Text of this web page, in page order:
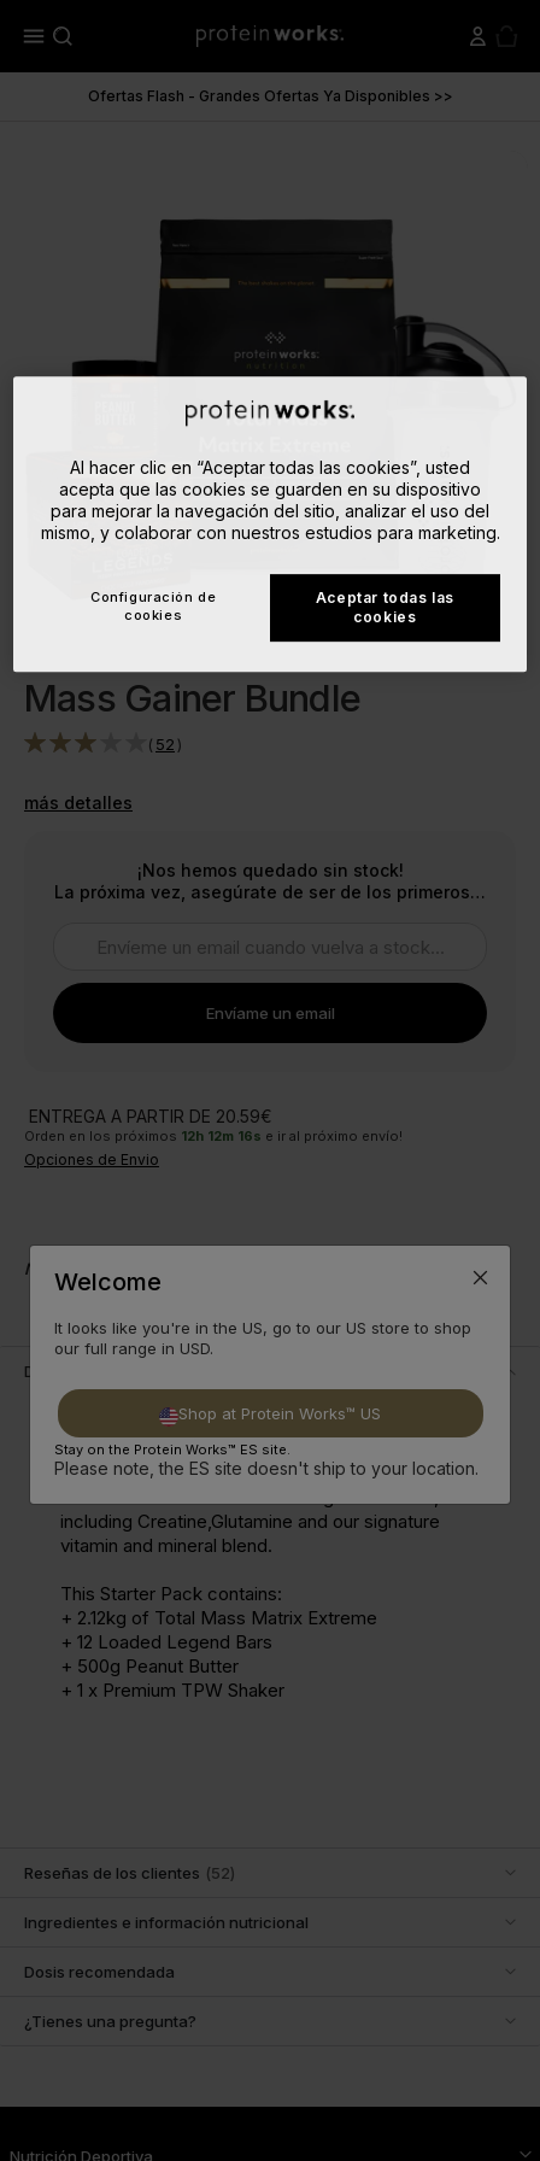
menu
Ofertas Flash - Grandes Ofertas Ya Disponibles >>
Mass Gainer Bundle
( 52 )
más detalles
¡Nos hemos quedado sin stock!
La próxima vez, asegúrate de ser de los primeros…
Envíame un email
ENTREGA A PARTIR DE 20.59€
Orden en los próximos 12h 12m 16s e ir al próximo envío!
Opciones de Envio
Nota: El embalaje y el nombre pueden variar
Descripción
Your perfect muscle building is here! Our Mass
Gainer Starter Bundle has everything you need to
fuel those big sessions. High protein, low in fat
including Creatine,Glutamine and our signature
vitamin and mineral blend.
This Starter Pack contains:
+ 2.12kg of Total Mass Matrix Extreme
+ 12 Loaded Legend Bars
+ 500g Peanut Butter
+ 1 x Premium TPW Shaker
Reseñas de los clientes (52)
Ingredientes e información nutricional
Dosis recomendada
¿Tienes una pregunta?
Nutrición Deportiva
Al hacer clic en “Aceptar todas las cookies”, usted
acepta que las cookies se guarden en su dispositivo
para mejorar la navegación del sitio, analizar el uso del
mismo, y colaborar con nuestros estudios para marketing.
Aceptar todas las
cookies
Configuración de
cookies
Welcome
It looks like you're in the US, go to our US store to shop
our full range in USD.
Shop at Protein Works™ US
Stay on the Protein Works™ ES site.
Please note, the ES site doesn't ship to your location.